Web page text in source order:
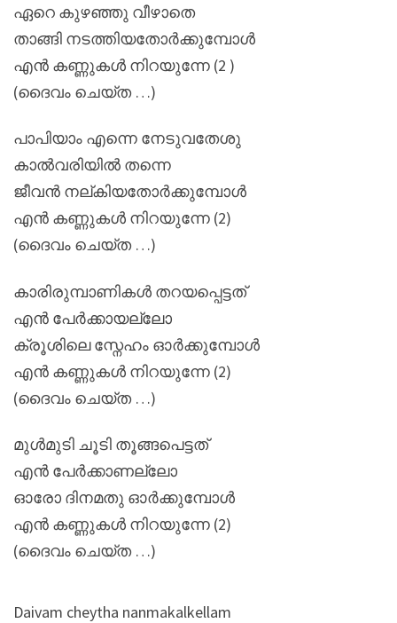
ഏറെ കുഴഞ്ഞു വീഴാതെ
താങ്ങി നടത്തിയതോർക്കുമ്പോൾ
എൻ കണ്ണുകൾ നിറയുന്നേ (2 )
(ദൈവം ചെയ്ത …)
പാപിയാം എന്നെ നേടുവതേശു
കാൽവരിയിൽ തന്നെ
ജീവൻ നല്കിയതോർക്കുമ്പോൾ
എൻ കണ്ണുകൾ നിറയുന്നേ (2)
(ദൈവം ചെയ്ത …)
കാരിരുമ്പാണികൾ തറയപ്പെട്ടത്
എൻ പേർക്കായല്ലോ
ക്രൂശിലെ സ്നേഹം ഓർക്കുമ്പോൾ
എൻ കണ്ണുകൾ നിറയുന്നേ (2)
(ദൈവം ചെയ്ത …)
മുൾമുടി ചൂടി തൂങ്ങപെട്ടത്
എൻ പേർക്കാണല്ലോ
ഓരോ ദിനമതു ഓർക്കുമ്പോൾ
എൻ കണ്ണുകൾ നിറയുന്നേ (2)
(ദൈവം ചെയ്ത …)
Daivam cheytha nanmakalkellam